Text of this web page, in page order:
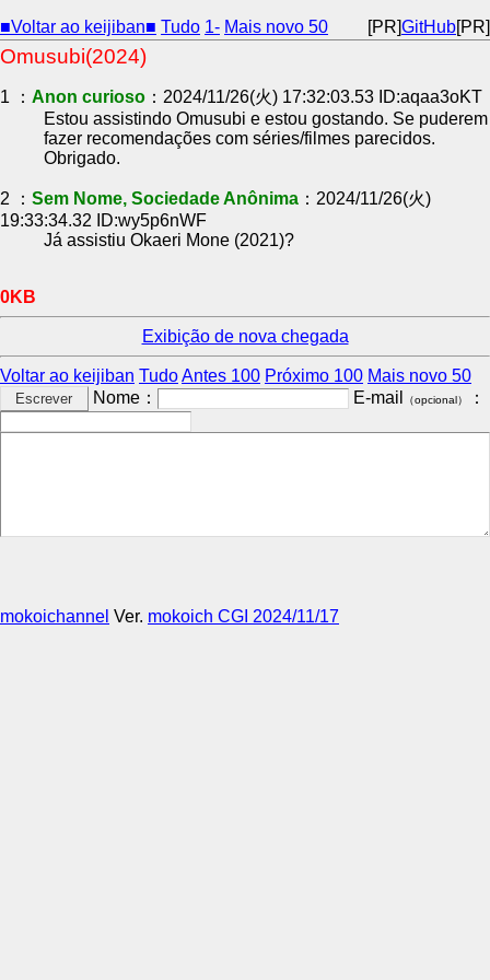
■Voltar ao keijiban■ Tudo 1- Mais novo 50 [PR]GitHub[PR]
Omusubi(2024)
1 ： Anon curioso ：2024/11/26(火) 17:32:03.53 ID:aqaa3oKT
Estou assistindo Omusubi e estou gostando. Se puderem
fazer recomendações com séries/filmes parecidos.
Obrigado.
2 ： Sem Nome, Sociedade Anônima ：2024/11/26(火)
19:33:34.32 ID:wy5p6nWF
Já assistiu Okaeri Mone (2021)?
0KB
Exibição de nova chegada
Voltar ao keijiban TudoAntes 100 Próximo 100 Mais novo 50
Nome：
E-mail （opcional） ：
mokoichannel Ver. mokoich CGI 2024/11/17